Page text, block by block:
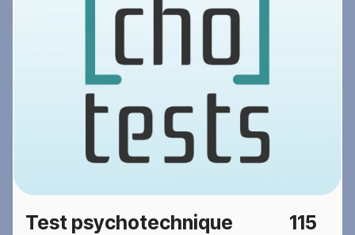
Test psychotechnique
115